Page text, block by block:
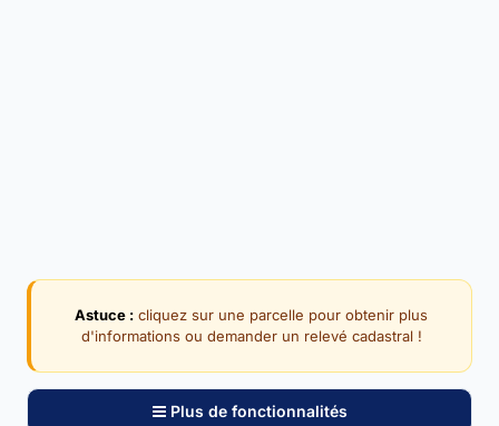
Astuce : cliquez sur une parcelle pour obtenir plus
d'informations ou demander un relevé cadastral !
Plus de fonctionnalités